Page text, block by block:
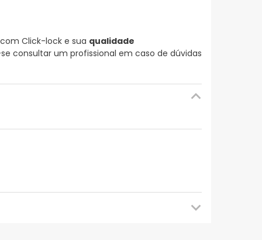
com Click-lock e sua qualidade
consultar um profissional em caso de dúvidas